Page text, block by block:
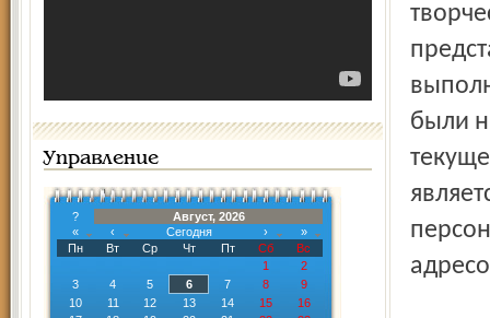
Управление
?
Август, 2026
«
‹ Сегодня ›
»
Пн
Вт Ср Чт Пт Сб
Вс
1
2
3
4 5 6 7 8
9
10
11 12 13 14 15
16
были